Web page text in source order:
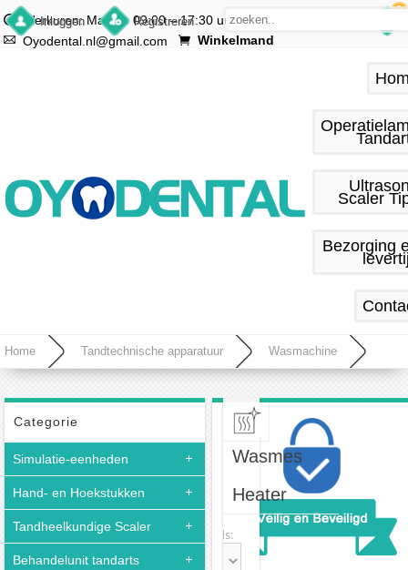
Inloggen Registreren
Werkuren: Ma.–vr. 09:00 – 17:30 uur
Oyodental.nl@gmail.com
Winkelmand
0
Scaler
Bezorging
Home Tandtechnische apparatuur Wasmachine
Categorie
Simulatie-eenheden
Hand- en Hoekstukken
Tandheelkundige Scaler
Behandelunit tandarts
Wasmes
Heater
Records:
Sort: